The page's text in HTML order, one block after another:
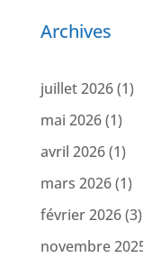
Archives
juillet 2026(1)
mai 2026(1)
avril 2026(1)
mars 2026(1)
février 2026(3)
novembre